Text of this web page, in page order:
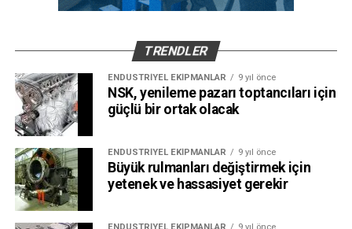
TRENDLER
ENDÜSTRIYEL EKIPMANLAR 9 yıl önce
NSK, yenileme pazarı toptancıları için
güçlü bir ortak olacak
ENDÜSTRIYEL EKIPMANLAR 9 yıl önce
Büyük rulmanları değiştirmek için
yetenek ve hassasiyet gerekir